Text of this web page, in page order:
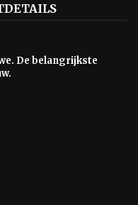
De belangrijkste